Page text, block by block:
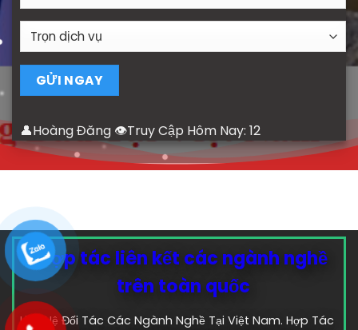
👤Hoàng Đăng 👁Truy Cập Hôm Nay: 12
Hợp tác liên kết các ngành nghề
trên toàn quốc
Liên Hệ Đối Tác Các Ngành Nghề Tại Việt Nam. Hợp Tác